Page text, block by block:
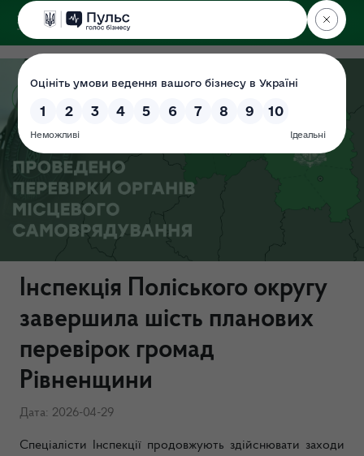
ДЕРЖЕКОІНСПЕКЦІЯ
Поліського округу
Інспекція Поліського округу
завершила шість планових
перевірок громад
Рівненщини
Дата: 2026-04-29
Спеціалісти Інспекції продовжують здійснювати заходи